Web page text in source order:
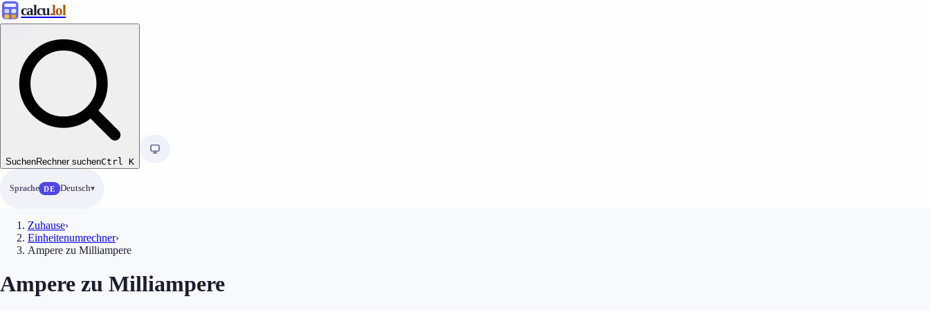
calcu.lol
SuchenRechner suchenCtrl K
Sprache DE Deutsch
Zuhause›
Einheitenumrechner›
Ampere zu Milliampere
Ampere zu Milliampere